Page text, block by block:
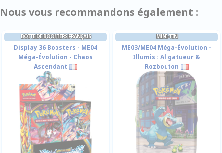
Nous vous recommandons également :
BOITE DE BOOSTERS FRANÇAIS
Display 36 Boosters - ME04
Méga-Évolution - Chaos
Ascendant
MINI-TIN
ME03/ME04 Méga-Évolution -
Illumis : Aligatueur &
Rozbouton